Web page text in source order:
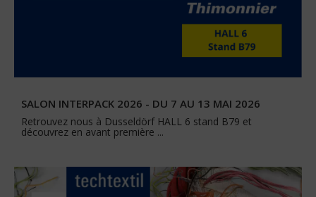
SALON INTERPACK 2026 - DU 7 AU 13 MAI 2026
Retrouvez nous à Dusseldörf HALL 6 stand B79 et
découvrez en avant première ...